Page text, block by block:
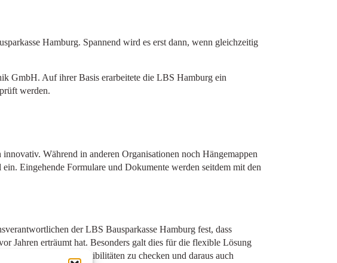
Hamburg. Spannend wird es erst dann, wenn gleichzeitig
GmbH. Auf ihrer Basis erarbeitete die LBS Hamburg ein
werden.
Während in anderen Organisationen noch Hängemappen
Eingehende Formulare und Dokumente werden seitdem mit den
der LBS Bausparkasse Hamburg fest, dass
Jahren erträumt hat. Besonders galt dies für die flexible Lösung
Definitionen Plausibilitäten zu checken und daraus auch